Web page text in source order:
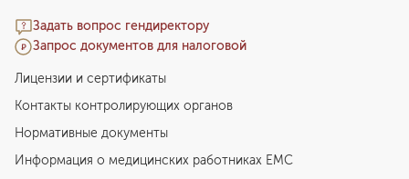
Задать вопрос гендиректору
Запрос документов для налоговой
Лицензии и сертификаты
Контакты контролирующих органов
Нормативные документы
Информация о медицинских работниках EMC